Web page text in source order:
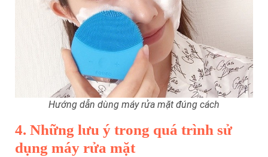
Hướng dẫn dùng máy rửa mặt đúng cách
4. Những lưu ý trong quá trình sử
dụng máy rửa mặt